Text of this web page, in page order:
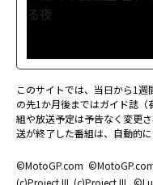
このサイトでは、当日から1
の先1か月後まではガイド誌
組や放送予定は予告なく変更
送が終了した番組は、自動的
©MotoGP.com
(c)Project III (c)Project III